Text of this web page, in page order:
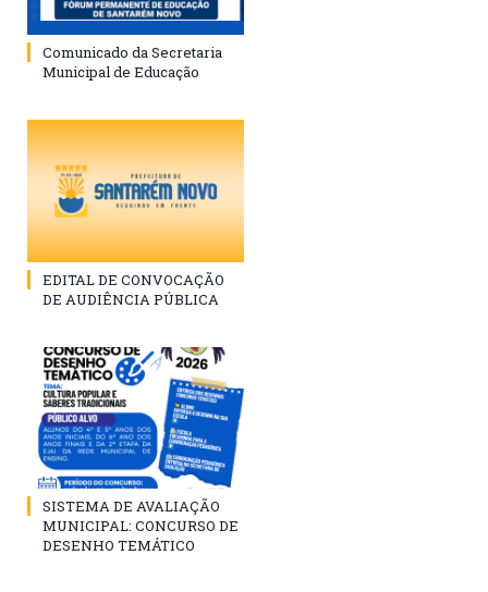
Comunicado da Secretaria
Municipal de Educação
EDITAL DE CONVOCAÇÃO
DE AUDIÊNCIA PÚBLICA
SISTEMA DE AVALIAÇÃO
MUNICIPAL: CONCURSO DE
DESENHO TEMÁTICO